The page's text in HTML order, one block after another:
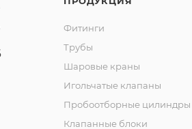
Фитинги
Трубы
Шаровые краны
Игольчатые клапаны
Пробоотборные цилиндры
Клапанные блоки